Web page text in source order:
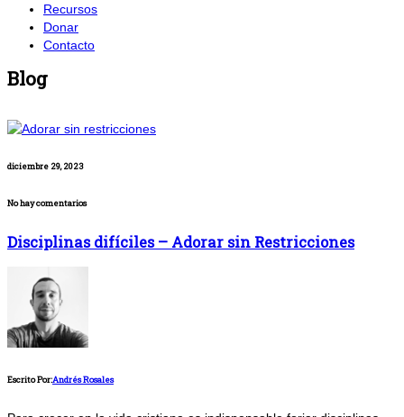
Recursos
Donar
Contacto
Blog
diciembre 29, 2023
No hay comentarios
Disciplinas difíciles – Adorar sin Restricciones
Escrito Por:Andrés Rosales